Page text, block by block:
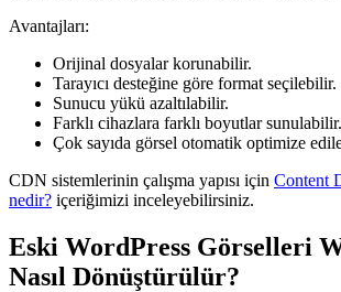
Avantajları:
Orijinal dosyalar korunabilir.
Tarayıcı desteğine göre format seçilebilir.
Sunucu yükü azaltılabilir.
Farklı cihazlara farklı boyutlar sunulabilir.
Çok sayıda görsel otomatik optimize
CDN sistemlerinin çalışma yapısı için Content
nedir? içeriğimizi inceleyebilirsiniz.
Eski WordPress Görselleri
Nasıl Dönüştürülür?